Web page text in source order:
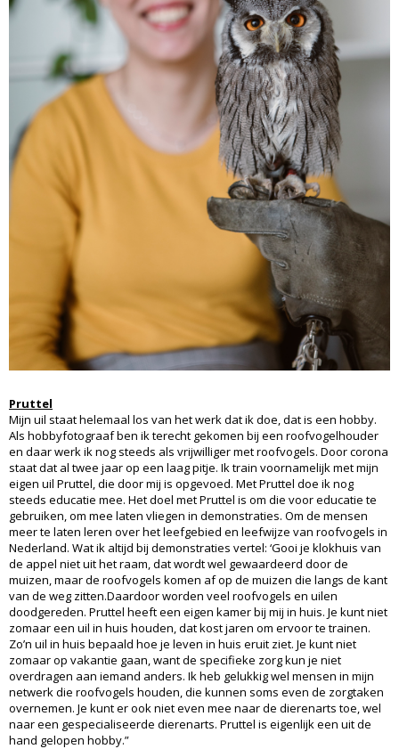
Pruttel
Mijn uil staat helemaal los van het werk dat ik doe, dat is een hobby.
Als hobbyfotograaf ben ik terecht gekomen bij een roofvogelhouder
en daar werk ik nog steeds als vrijwilliger met roofvogels. Door corona
staat dat al twee jaar op een laag pitje. Ik train voornamelijk met mijn
eigen uil Pruttel, die door mij is opgevoed. Met Pruttel doe ik nog
steeds educatie mee. Het doel met Pruttel is om die voor educatie te
gebruiken, om mee laten vliegen in demonstraties. Om de mensen
meer te laten leren over het leefgebied en leefwijze van roofvogels in
Nederland. Wat ik altijd bij demonstraties vertel: ‘Gooi je klokhuis van
de appel niet uit het raam, dat wordt wel gewaardeerd door de
muizen, maar de roofvogels komen af op de muizen die langs de kant
van de weg zitten.Daardoor worden veel roofvogels en uilen
doodgereden. Pruttel heeft een eigen kamer bij mij in huis. Je kunt niet
zomaar een uil in huis houden, dat kost jaren om ervoor te trainen.
Zo’n uil in huis bepaald hoe je leven in huis eruit ziet. Je kunt niet
zomaar op vakantie gaan, want de specifieke zorg kun je niet
overdragen aan iemand anders. Ik heb gelukkig wel mensen in mijn
netwerk die roofvogels houden, die kunnen soms even de zorgtaken
overnemen. Je kunt er ook niet even mee naar de dierenarts toe, wel
naar een gespecialiseerde dierenarts. Pruttel is eigenlijk een uit de
hand gelopen hobby.”